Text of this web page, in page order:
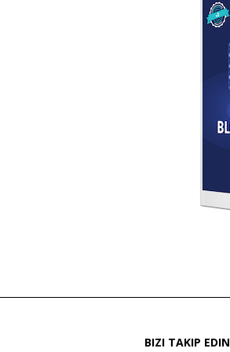
BIZI TAKIP EDIN